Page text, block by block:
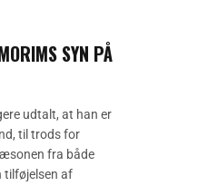
SYN PÅ
udtalt, at han er
til trods for
fra både
tilføjelsen af